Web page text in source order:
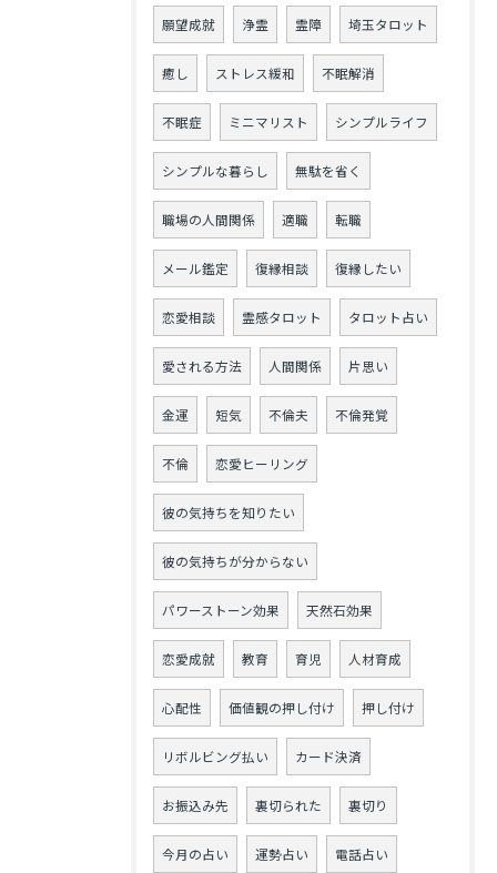
願望成就 浄霊 霊障 埼玉タロット
癒し ストレス緩和 不眠解消
不眠症 ミニマリスト シンプルライフ
シンプルな暮らし 無駄を省く
職場の人間関係 適職 転職
メール鑑定 復縁相談 復縁したい
恋愛相談 霊感タロット タロット占い
愛される方法 人間関係 片思い
金運 短気 不倫夫 不倫発覚
不倫 恋愛ヒーリング
彼の気持ちを知りたい
彼の気持ちが分からない
パワーストーン効果 天然石効果
恋愛成就 教育 育児 人材育成
心配性 価値観の押し付け 押し付け
リボルビング払い カード決済
お振込み先 裏切られた 裏切り
今月の占い 運勢占い 電話占い